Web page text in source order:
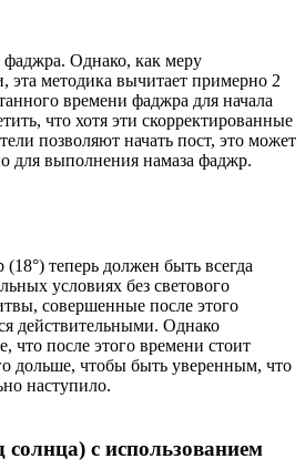
фаджра. Однако, как меру
эта методика вычитает примерно 2
времени фаджра для начала
что хотя эти скорректированные
позволяют начать пост, это может
для выполнения намаза фаджр.
теперь должен быть всегда
условиях без светового
совершенные после этого
действительными. Однако
что после этого времени стоит
дольше, чтобы быть уверенным, что
наступило.
с использованием